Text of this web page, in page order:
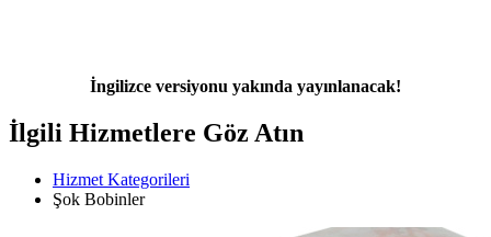
İngilizce versiyonu yakında yayınlanacak!
İlgili Hizmetlere Göz Atın
Hizmet Kategorileri
Şok Bobinler